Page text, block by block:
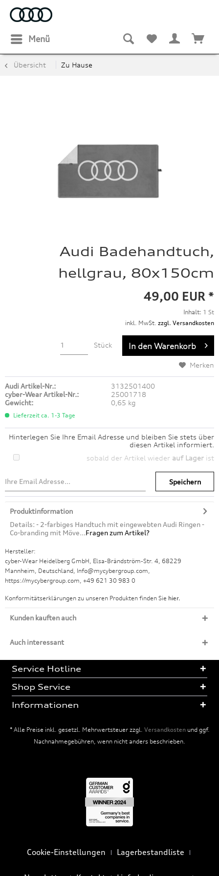
Menü
Übersicht Zu Hause
Audi Badehandtuch,
hellgrau, 80x150cm
49,00 EUR *
Inhalt: 1 St
inkl. MwSt. zzgl. Versandkosten
Stück In den Warenkorb
Merken
Audi Artikel-Nr.:
3132501400
cyber-Wear Artikel-Nr.:
25001718
Gewicht:
0,65 kg
Lieferzeit ca. 1-3 Tage
Hinterlegen Sie Ihre Email Adresse und bleiben Sie stets über
diesen Artikel informiert.
sobald der Artikel wieder auf Lager ist
Speichern
Produktinformation
Details: - 2-farbiges Handtuch mit eingewebten Audi Ringen -
Co-branding mit Möve...Fragen zum Artikel?
Hersteller:
cyber-Wear Heidelberg GmbH, Elsa-Brändström-Str. 4, 68229
Mannheim, Deutschland, Info@mycybergroup.com,
https://mycybergroup.com, +49 621 30 983 0
Konformitätserklärungen zu unseren Produkten finden Sie hier.
Kunden kauften auch
Auch interessant
Service Hotline
Shop Service
Informationen
* Alle Preise inkl. gesetzl. Mehrwertsteuer zzgl. Versandkostenund ggf.
Nachnahmegebühren, wenn nicht anders beschrieben.
Cookie-Einstellungen Lagerbestandliste